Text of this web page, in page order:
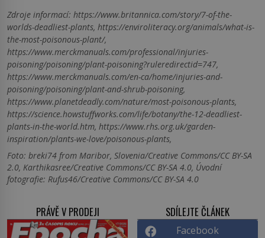
Zdroje informací: https://www.britannica.com/story/7-of-the-
worlds-deadliest-plants, https://enviroliteracy.org/animals/what-is-
the-most-poisonous-plant/,
https://www.merckmanuals.com/professional/injuries-
poisoning/poisoning/plant-poisoning?ruleredirectid=747,
https://www.merckmanuals.com/en-ca/home/injuries-and-
poisoning/poisoning/plant-and-shrub-poisoning,
https://www.planetdeadly.com/nature/most-poisonous-plants,
https://science.howstuffworks.com/life/botany/the-12-deadliest-
plants-in-the-world.htm, https://www.rhs.org.uk/garden-
inspiration/plants-we-love/poisonous-plants,
Foto: breki74 from Maribor, Slovenia/Creative Commons/CC BY-SA
2.0, Karthikasree/Creative Commons/CC BY-SA 4.0, Úvodní
fotografie: Rufus46/Creative Commons/CC BY-SA 4.0
PRÁVĚ V PRODEJI SDÍLEJTE ČLÁNEK
Facebook